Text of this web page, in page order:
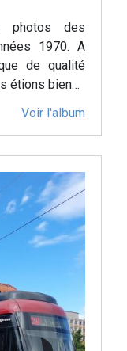
photos des
1970. A
de qualité
étions bien…
Voir l'album